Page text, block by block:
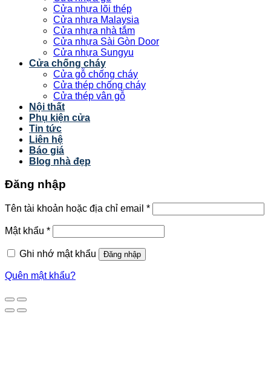
Cửa nhựa lõi thép
Cửa nhựa Malaysia
Cửa nhựa nhà tắm
Cửa nhựa Sài Gòn Door
Cửa nhựa Sungyu
Cửa chống cháy
Cửa gỗ chống cháy
Cửa thép chống cháy
Cửa thép vân gỗ
Nội thất
Phụ kiện cửa
Tin tức
Liên hệ
Báo giá
Blog nhà đẹp
Đăng nhập
Tên tài khoản hoặc địa chỉ email *
Mật khẩu *
Ghi nhớ mật khẩu Đăng nhập
Quên mật khẩu?